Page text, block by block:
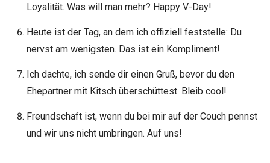
Loyalität. Was will man mehr? Happy V-Day!
Heute ist der Tag, an dem ich offiziell feststelle: Du
nervst am wenigsten. Das ist ein Kompliment!
Ich dachte, ich sende dir einen Gruß, bevor du den
Ehepartner mit Kitsch überschüttest. Bleib cool!
Freundschaft ist, wenn du bei mir auf der Couch pennst
und wir uns nicht umbringen. Auf uns!